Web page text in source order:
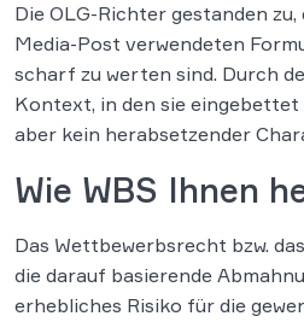
Die OLG-Richter gestanden zu,
Media-Post verwendeten
scharf zu werten sind. Durch
Kontext, in den sie eingebettet
aber kein herabsetzender
Wie WBS Ihnen
Das Wettbewerbsrecht bzw.
die darauf basierende
erhebliches Risiko für die